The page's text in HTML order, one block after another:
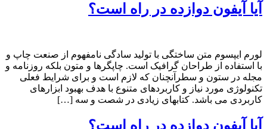
آیا آیفون دوازده در راه است؟
لورم ایپسوم متن ساختگی با تولید سادگی نامفهوم از صنعت چاپ و
با استفاده از طراحان گرافیک است. چاپگرها و متون بلکه روزنامه و
مجله در ستون و سطرآنچنان که لازم است و برای شرایط فعلی
تکنولوژی مورد نیاز و کاربردهای متنوع با هدف بهبود ابزارهای
کاربردی می باشد. کتابهای زیادی در شصت و سه […]
آیا آیفون دوازده در راه است؟